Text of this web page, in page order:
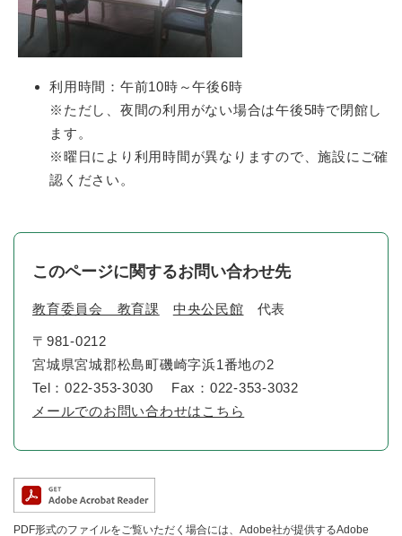
利用時間：午前10時～午後6時
※ただし、夜間の利用がない場合は午後5時で閉館し
ます。
※曜日により利用時間が異なりますので、施設にご確
認ください。
このページに関するお問い合わせ先
教育委員会 教育課 中央公民館 代表
〒981-0212
宮城県宮城郡松島町磯崎字浜1番地の2
Tel：022-353-3030
Fax：022-353-3032
メールでのお問い合わせはこちら
PDF形式のファイルをご覧いただく場合には、Adobe社が提供するAdobe